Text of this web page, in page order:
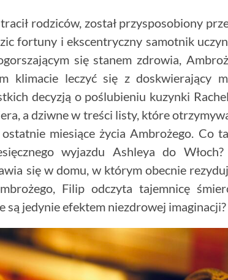
rodziców, został przysposobiony
fortuny i ekscentryczny samotnik
się stanem zdrowia,
klimacie leczyć się z doskwierający
decyzją o poślubieniu kuzynki
a dziwne w treści listy, które
miesiące życia Ambrożego. Co
wyjazdu Ashleya do
się w domu, w którym obecnie
Filip odczyta tajemnicę
są jedynie efektem niezdrowej imaginacji?